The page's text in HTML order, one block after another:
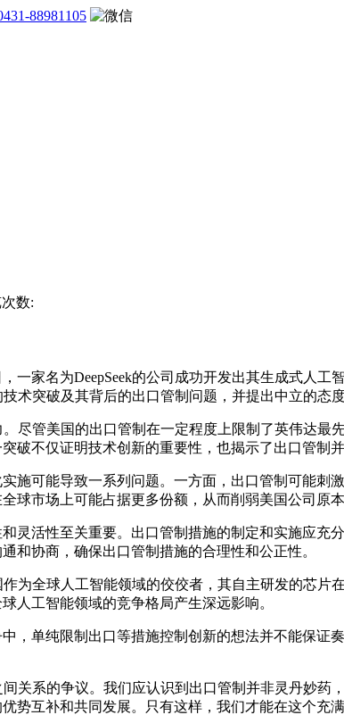
88981105
数:
家名为DeepSeek的公司成功开发出其生成式人工
术突破及其背后的出口管制问题，并提出中立的态度
管美国的出口管制在一定程度上限制了英伟达最
破不仅证明技术创新的重要性，也揭示了出口管制
可能导致一系列问题。一方面，出口管制可能刺
球市场上可能占据更多份额，从而削弱美国公司原本
活性至关重要。出口管制措施的制定和实施应充
和协商，确保出口管制措施的合理性和公正性。
全球人工智能领域的佼佼者，其自主研发的芯片
人工智能领域的竞争格局产生深远影响。
单纯限制出口等措施控制创新的想法并不能保证
系的争议。我们应认识到出口管制并非灵丹妙药
势互补和共同发展。只有这样，我们才能在这个充